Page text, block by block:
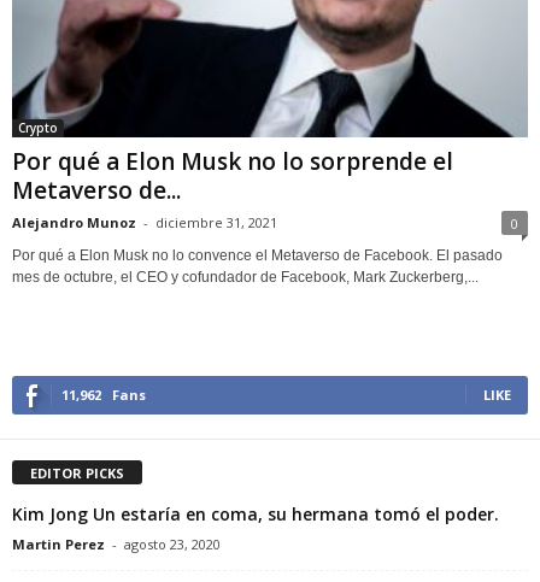
Crypto
Por qué a Elon Musk no lo sorprende el
Metaverso de...
Alejandro Munoz - diciembre 31, 2021 0
Por qué a Elon Musk no lo convence el Metaverso de Facebook. El pasado
mes de octubre, el CEO y cofundador de Facebook, Mark Zuckerberg,...
11,962 Fans LIKE
EDITOR PICKS
Kim Jong Un estaría en coma, su hermana tomó el poder.
Martin Perez - agosto 23, 2020